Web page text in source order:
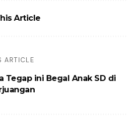
Article
ARTICLE
Tegap ini Begal Anak SD di